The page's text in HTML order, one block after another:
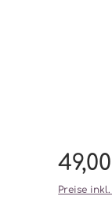
Preise